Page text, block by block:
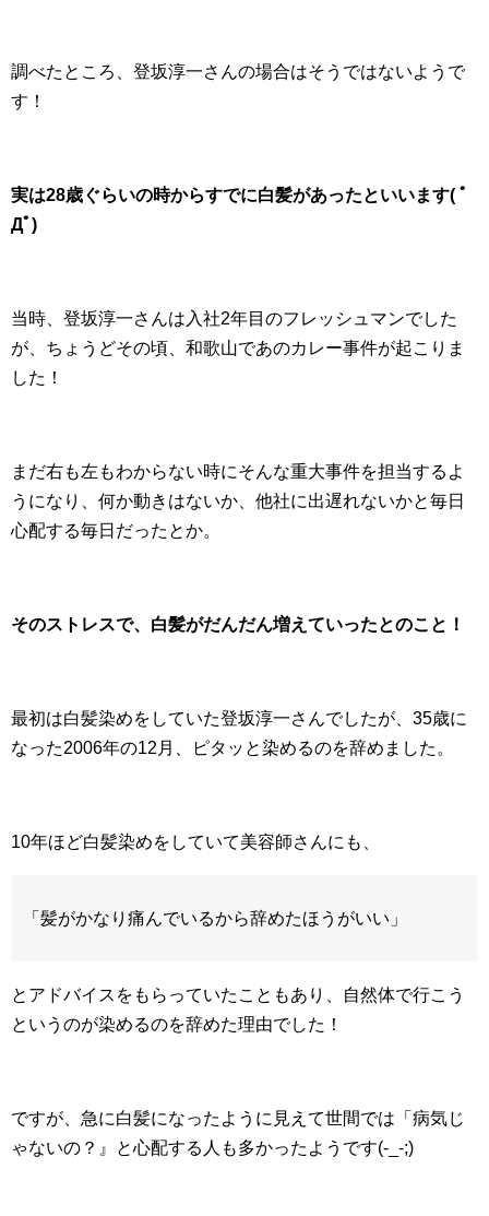
調べたところ、登坂淳一さんの場合はそうではないようで
す！
実は28歳ぐらいの時からすでに白髪があったといいます( ﾟ
Дﾟ)
当時、登坂淳一さんは入社2年目のフレッシュマンでした
が、ちょうどその頃、和歌山であのカレー事件が起こりま
した！
まだ右も左もわからない時にそんな重大事件を担当するよ
うになり、何か動きはないか、他社に出遅れないかと毎日
心配する毎日だったとか。
そのストレスで、白髪がだんだん増えていったとのこと！
最初は白髪染めをしていた登坂淳一さんでしたが、35歳に
なった2006年の12月、ピタッと染めるのを辞めました。
10年ほど白髪染めをしていて美容師さんにも、
「髪がかなり痛んでいるから辞めたほうがいい」
とアドバイスをもらっていたこともあり、自然体で行こう
というのが染めるのを辞めた理由でした！
ですが、急に白髪になったように見えて世間では「病気じ
ゃないの？』と心配する人も多かったようです(-_-;)